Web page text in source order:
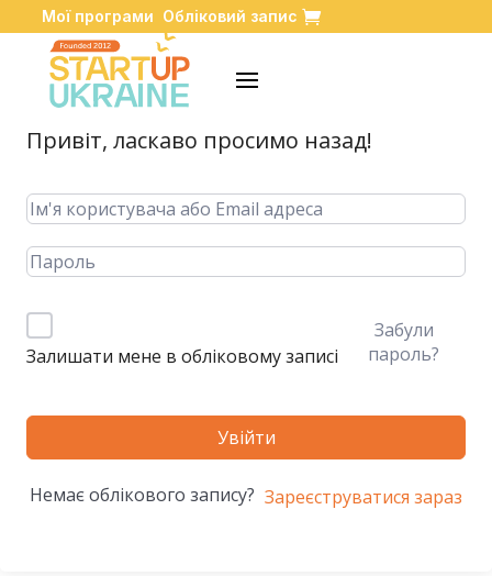
Мої програми Обліковий запис
Привіт, ласкаво просимо назад!
Залишати мене в обліковому записі
Забули
пароль?
Увійти
Немає облікового запису? Зареєструватися зараз